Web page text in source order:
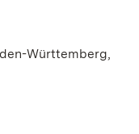
Württemberg,